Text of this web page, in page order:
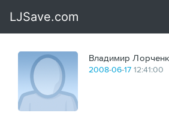
Владимир
2008-06-17 12:41:00